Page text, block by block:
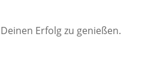
Erfolg zu genießen.